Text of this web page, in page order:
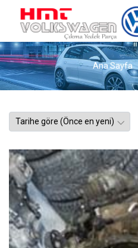
Ana Sayfa